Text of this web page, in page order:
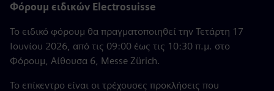
Φόρουμ ειδικών Electrosuisse
Το ειδικό φόρουμ θα πραγματοποιηθεί την Τετάρτη 17
Ιουνίου 2026, από τις 09:00 έως τις 10:30 π.μ. στο
Φόρουμ, Αίθουσα 6, Messe Zürich.
Το επίκεντρο είναι οι τρέχουσες προκλήσεις που